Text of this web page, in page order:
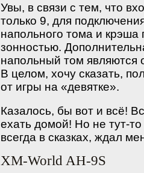
Увы, в связи с тем, что
только 9, для
напольного тома и
зонностью.
напольный том являются
В целом, хочу сказать,
от игры на «девятке».
Казалось, бы вот и всё!
ехать домой! Но не тут-
всегда в сказках, ждал
XM-World AH-9S